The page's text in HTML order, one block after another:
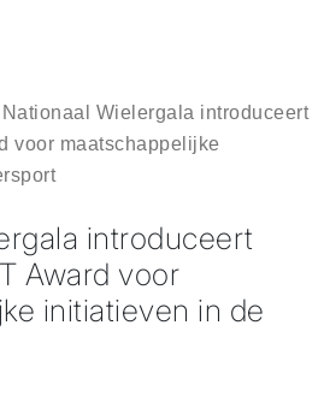
Nationaal Wielergala introduceert
voor maatschappelijke
introduceert
Award voor
initiatieven in de